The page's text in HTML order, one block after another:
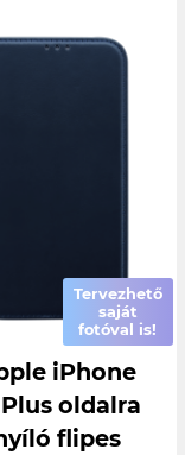
Tervezhető
saját
fotóval is!
iPhone
Plus oldalra
flipes